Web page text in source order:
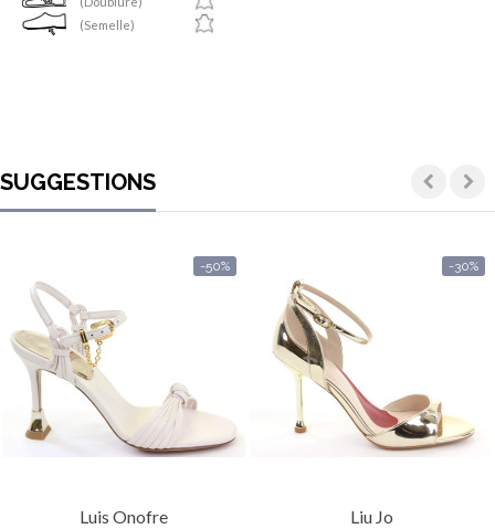
(Semelle)
SUGGESTIONS
-50%
Luis Onofre
-30%
Liu Jo